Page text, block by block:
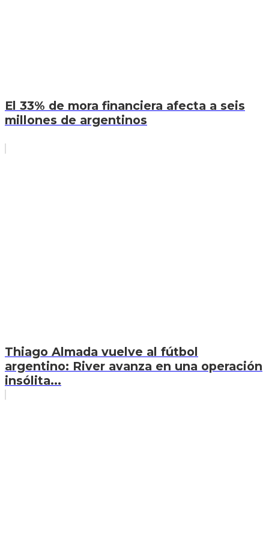
El 33% de mora financiera afecta a seis
millones de argentinos
Thiago Almada vuelve al fútbol
argentino: River avanza en una operación
insólita...